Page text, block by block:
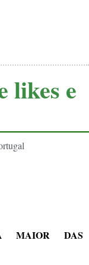
likes e
MAIOR DAS